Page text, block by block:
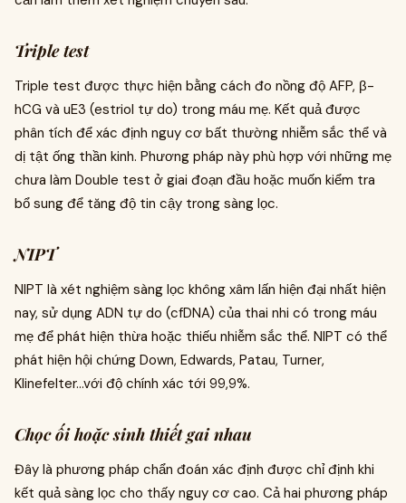
Triple test
Triple test được thực hiện bằng cách đo nồng độ AFP, β-
hCG và uE3 (estriol tự do) trong máu mẹ. Kết quả được
phân tích để xác định nguy cơ bất thường nhiễm sắc thể và
dị tật ống thần kinh. Phương pháp này phù hợp với những mẹ
chưa làm Double test ở giai đoạn đầu hoặc muốn kiểm tra
bổ sung để tăng độ tin cậy trong sàng lọc.
NIPT
NIPT là xét nghiệm sàng lọc không xâm lấn hiện đại nhất hiện
nay, sử dụng ADN tự do (cfDNA) của thai nhi có trong máu
mẹ để phát hiện thừa hoặc thiếu nhiễm sắc thể. NIPT có thể
phát hiện hội chứng Down, Edwards, Patau, Turner,
Klinefelter…với độ chính xác tới 99,9%.
Chọc ối hoặc sinh thiết gai nhau
Đây là phương pháp chẩn đoán xác định được chỉ định khi
kết quả sàng lọc cho thấy nguy cơ cao. Cả hai phương pháp